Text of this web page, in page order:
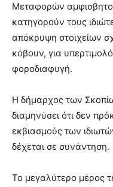
Μεταφορών
κατηγορούν τους
απόκρυψη στοιχείων
κόβουν, για
φοροδιαφυγή.
Η δήμαρχος των
διαμηνύσει ότι δεν
εκβιασμούς των
δέχεται σε συνάντηση.
Το μεγαλύτερο μέρος